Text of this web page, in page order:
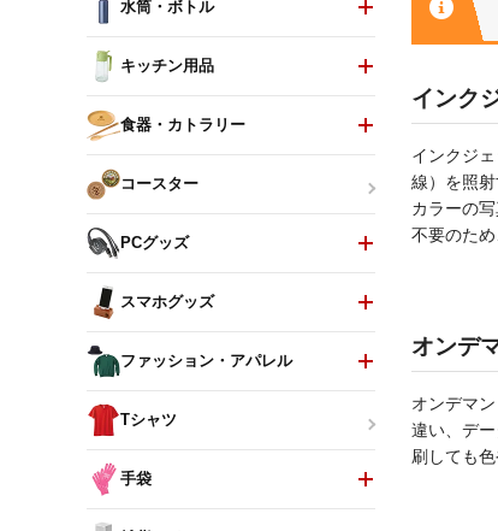
インク
インクジ
線）を照
カラーの
不要のた
オンデ
オンデマ
違い、デ
刷しても
水筒・ボトル
キッチン用品
食器・カトラリー
コースター
PCグッズ
スマホグッズ
ファッション・アパレル
Tシャツ
手袋